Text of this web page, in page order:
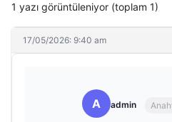
1 yazı görüntüleniyor (toplam 1)
17/05/2026: 9:40 am
A admin